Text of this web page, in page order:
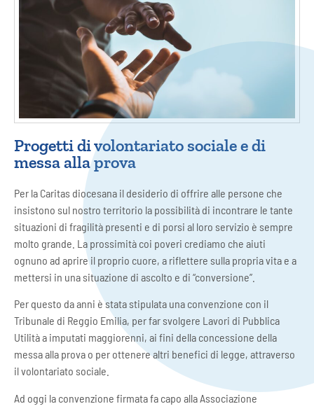
Progetti di volontariato sociale e di
messa alla prova
Per la Caritas diocesana il desiderio di offrire alle persone che
insistono sul nostro territorio la possibilità di incontrare le tante
situazioni di fragilità presenti e di porsi al loro servizio è sempre
molto grande. La prossimità coi poveri crediamo che aiuti
ognuno ad aprire il proprio cuore, a riflettere sulla propria vita e a
mettersi in una situazione di ascolto e di “conversione”.
Per questo da anni è stata stipulata una convenzione con il
Tribunale di Reggio Emilia, per far svolgere Lavori di Pubblica
Utilità a imputati maggiorenni, ai fini della concessione della
messa alla prova o per ottenere altri benefici di legge, attraverso
il volontariato sociale.
Ad oggi la convenzione firmata fa capo alla Associazione